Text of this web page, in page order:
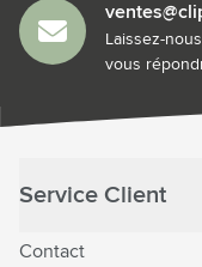
Laissez-
vous
Service Client
Contact